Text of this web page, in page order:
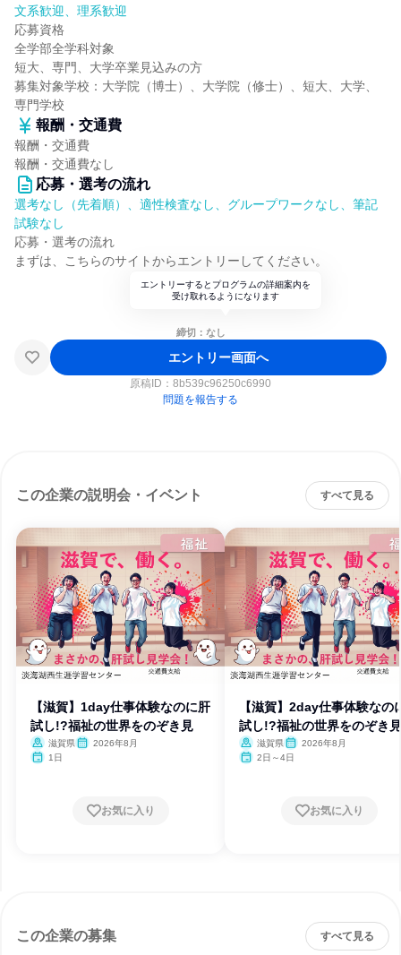
文系歓迎、理系歓迎
応募資格
全学部全学科対象
短大、専門、大学卒業見込みの方
募集対象学校：大学院（博士）、大学院（修士）、短大、大学、
専門学校
報酬・交通費
報酬・交通費
報酬・交通費なし
応募・選考の流れ
選考なし（先着順）、適性検査なし、グループワークなし、筆記
試験なし
応募・選考の流れ
まずは、こちらのサイトからエントリーしてください。
エントリーするとプログラムの詳細案内を
受け取れるようになります
締切：なし
エントリー画面へ
原稿ID： 8b539c96250c6990
問題を報告する
この企業の説明会・イベント すべて見る
【滋賀】1day仕事体験なのに肝
試し!?福祉の世界をのぞき見
滋賀県
2026年8月
1日
お気に入り
【滋賀】2day仕事体験なの
試し!?福祉の世界をのぞき見
滋賀県
2026年8月
2日～4日
お気に入り
この企業の募集 すべて見る